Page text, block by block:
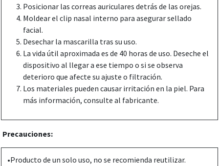
Posicionar las correas auriculares detrás de las orejas.
Moldear el clip nasal interno para asegurar sellado
facial.
Desechar la mascarilla tras su uso.
La vida útil aproximada es de 40 horas de uso. Deseche el
dispositivo al llegar a ese tiempo o si se observa
deterioro que afecte su ajuste o filtración.
Los materiales pueden causar irritación en la piel. Para
más información, consulte al fabricante.
Precauciones:
•Producto de un solo uso, no se recomienda reutilizar.